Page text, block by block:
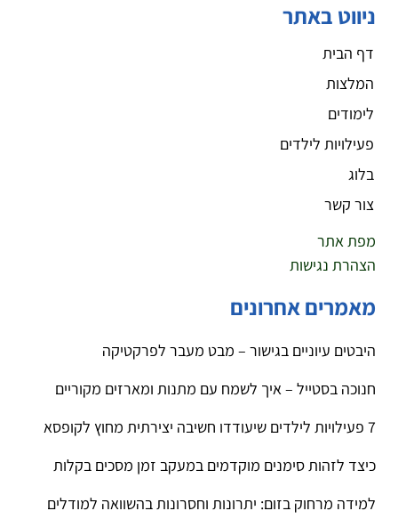
ניווט באתר
דף הבית
המלצות
לימודים
פעילויות לילדים
בלוג
צור קשר
מפת אתר
הצהרת נגישות
מאמרים אחרונים
היבטים עיוניים בגישור – מבט מעבר לפרקטיקה
חנוכה בסטייל – איך לשמח עם מתנות ומארזים מקוריים
7 פעילויות לילדים שיעודדו חשיבה יצירתית מחוץ לקופסא
כיצד לזהות סימנים מוקדמים במעקב זמן מסכים בקלות
למידה מרחוק בזום: יתרונות וחסרונות בהשוואה למודלים